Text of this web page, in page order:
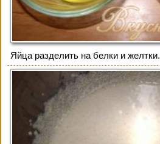
Яйца разделить на белки и желтки.